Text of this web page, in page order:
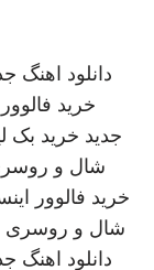
دانلود اهنگ
خرید
جدید خرید بک
شال و
خرید فالوور
شال و روسری
دانلود اهنگ